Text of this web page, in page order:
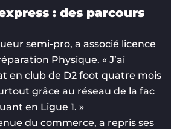
: des parcours
semi-pro, a associé licence
Physique. « J’ai
en club de D2 foot quatre mois
grâce au réseau de la fac
en Ligue 1. »
du commerce, a repris ses